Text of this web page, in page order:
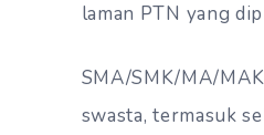
laman PTN yang
SMA/SMK/MA/
swasta, termasuk